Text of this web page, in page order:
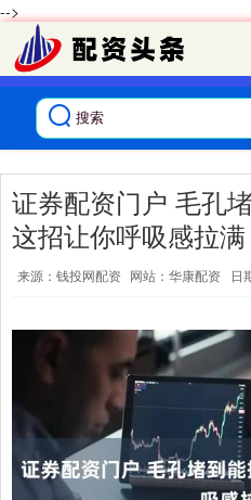
-->
证券配资门户 毛孔
这招让你呼吸感拉满
来源：钱投网配资 网站：华康配资 日